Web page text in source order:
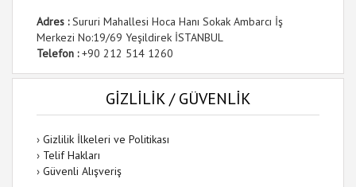
Adres :Sururi Mahallesi Hoca Hanı Sokak Ambarcı İş
Merkezi No:19/69 Yeşildirek İSTANBUL
Telefon :+90 212 514 1260
GİZLİLİK / GÜVENLİK
› Gizlilik İlkeleri ve Politikası
› Telif Hakları
› Güvenli Alışveriş